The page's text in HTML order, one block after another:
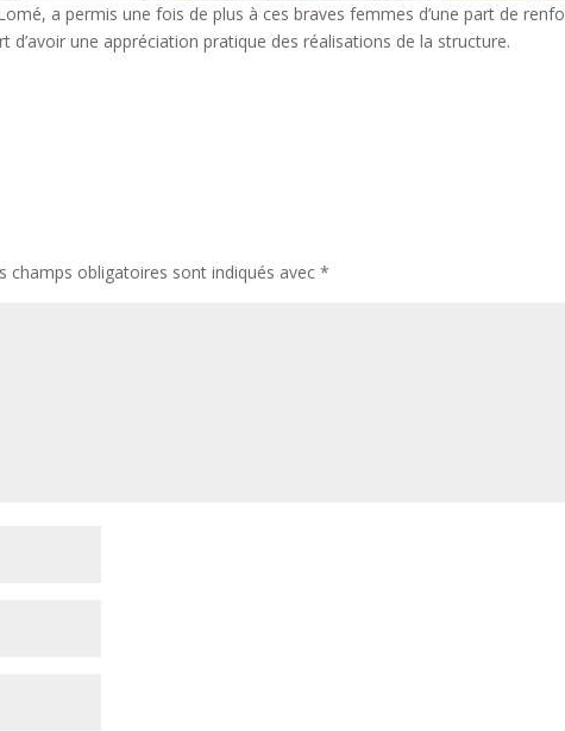
a permis une fois de plus à ces braves femmes d’une part de
d’avoir une appréciation pratique des réalisations de la structure.
champs obligatoires sont indiqués avec*